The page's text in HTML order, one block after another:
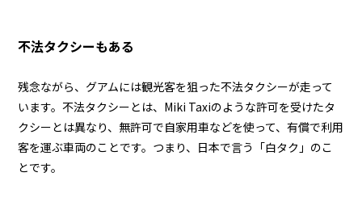
不法タクシーもある
残念ながら、グアムには観光客を狙った不法タクシーが走って
います。不法タクシーとは、Miki Taxiのような許可を受けたタ
クシーとは異なり、無許可で自家用車などを使って、有償で利用
客を運ぶ車両のことです。つまり、日本で言う「白タク」のこ
とです。